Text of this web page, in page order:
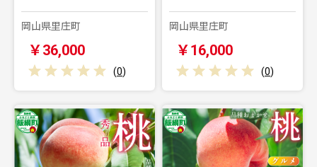
岡山県里庄町
￥36,000
(0)
岡山県里庄町
￥16,000
(0)